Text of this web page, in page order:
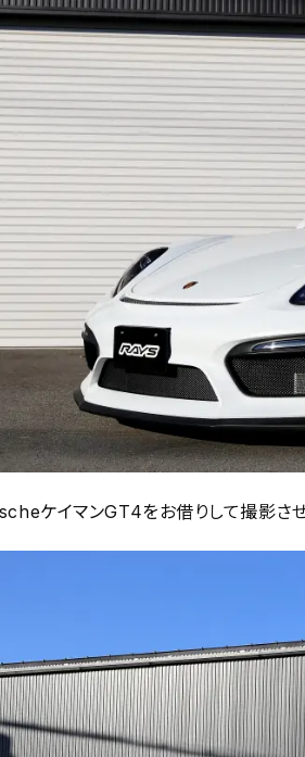
ケイマンGT4をお借りして撮影させ